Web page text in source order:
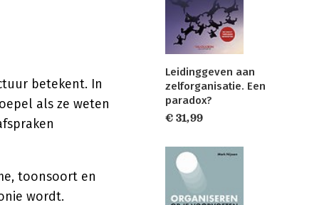
betekent. In
als ze weten
toonsoort en
wordt.
Leidinggeven aan
zelforganisatie. Een
paradox?
€ 31,99